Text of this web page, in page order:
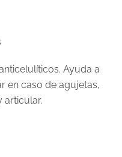
Ayuda a
en caso de agujetas,
articular.